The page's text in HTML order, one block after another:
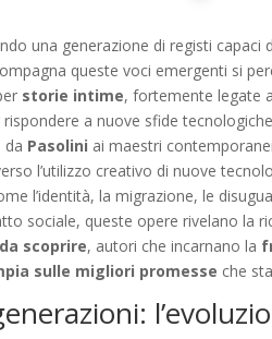
una generazione di registi capaci
queste voci emergenti si
storie intime, fortemente legate
a nuove sfide
da Pasolini ai maestri
l’utilizzo creativo di nuove
l’identità, la migrazione, le
sociale, queste opere rivelano la
scoprire, autori che incarnano la
sulle migliori promesse che